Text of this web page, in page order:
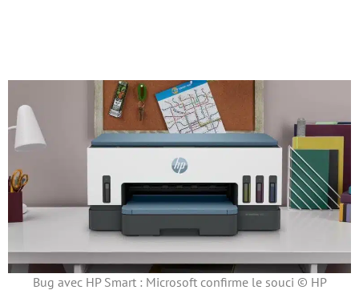
Bug avec HP Smart : Microsoft confirme le souci ©️ HP